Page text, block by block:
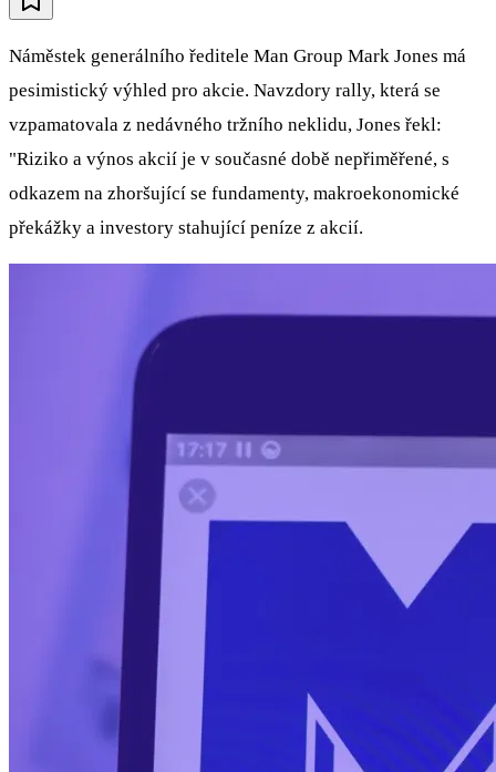
Náměstek generálního ředitele Man Group Mark Jones má
pesimistický výhled pro akcie. Navzdory rally, která se
vzpamatovala z nedávného tržního neklidu, Jones řekl:
"Riziko a výnos akcií je v současné době nepřiměřené, s
odkazem na zhoršující se fundamenty, makroekonomické
překážky a investory stahující peníze z akcií.